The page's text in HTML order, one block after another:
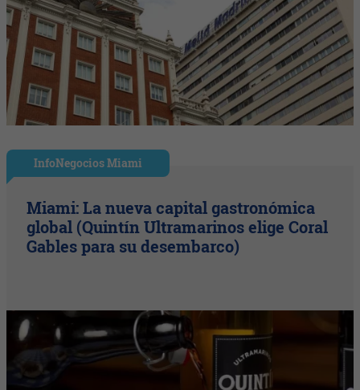
InfoNegocios Miami
Miami: La nueva capital gastronómica
global (Quintín Ultramarinos elige Coral
Gables para su desembarco)